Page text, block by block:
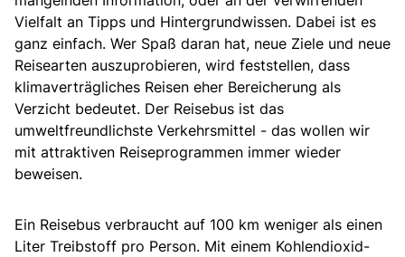
Vielfalt an Tipps und Hintergrundwissen. Dabei ist es
ganz einfach. Wer Spaß daran hat, neue Ziele und neue
Reisearten auszuprobieren, wird feststellen, dass
klimaverträgliches Reisen eher Bereicherung als
Verzicht bedeutet. Der Reisebus ist das
umweltfreundlichste Verkehrsmittel - das wollen wir
mit attraktiven Reiseprogrammen immer wieder
beweisen.
Ein Reisebus verbraucht auf 100 km weniger als einen
Liter Treibstoff pro Person. Mit einem Kohlendioxid-